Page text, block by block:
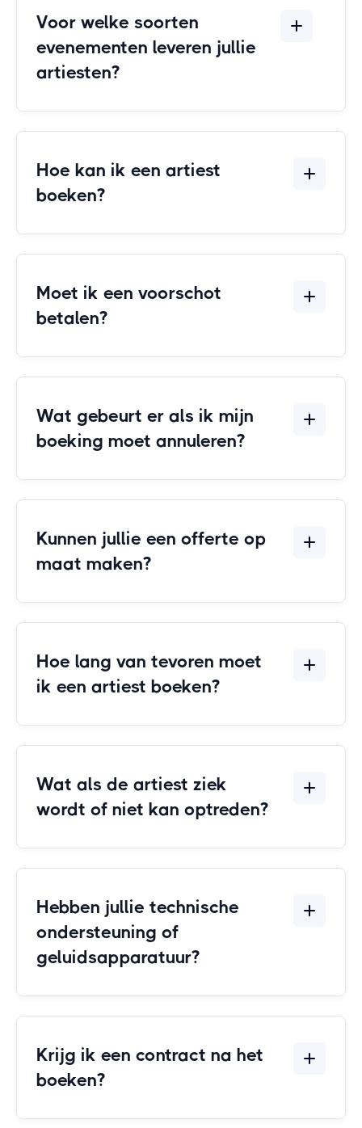
Voor welke soorten
evenementen leveren jullie
artiesten?
Hoe kan ik een artiest
boeken?
Moet ik een voorschot
betalen?
Wat gebeurt er als ik mijn
boeking moet annuleren?
Kunnen jullie een offerte op
maat maken?
Hoe lang van tevoren moet
ik een artiest boeken?
Wat als de artiest ziek
wordt of niet kan optreden?
Hebben jullie technische
ondersteuning of
geluidsapparatuur?
Krijg ik een contract na het
boeken?